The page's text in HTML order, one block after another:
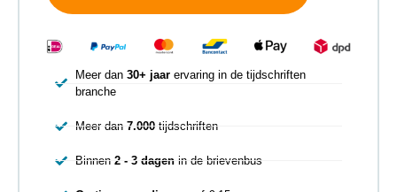
Meer dan 30+ jaarervaring in de tijdschriften
branche
Meer dan 7.000tijdschriften
Binnen 2 - 3 dagenin de brievenbus